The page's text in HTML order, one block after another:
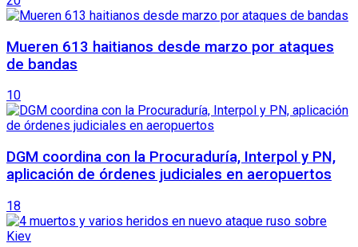
Mueren 613 haitianos desde marzo por ataques
de bandas
10
DGM coordina con la Procuraduría, Interpol y PN,
aplicación de órdenes judiciales en aeropuertos
18